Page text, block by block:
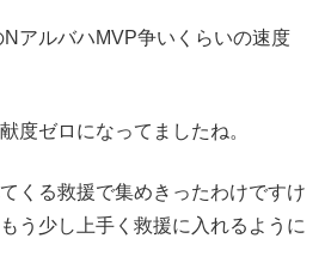
アルバハMVP争いくらいの速度
度ゼロになってましたね。
くる救援で集めきったわけですけ
う少し上手く救援に入れるように